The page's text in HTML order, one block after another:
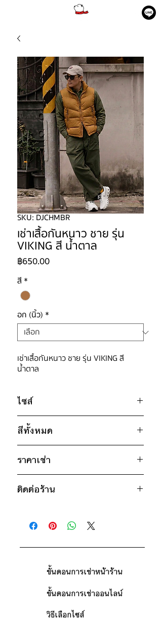
SKU: DJCHMBR
เช่าเสื้อกันหนาว ชาย รุ่น
VIKING สี น้ำตาล
฿650.00ราคา
สี *
อก (นิ้ว) *
เช่าเสื้อกันหนาว ชาย รุ่น VIKING สี
น้ำตาล
ไซส์
ไซส์ : 3XL
อก 48" / เอว 48" / สะโพก 48" /
ไหล่กว้าง 17" / วงแขน 28" / ยาว
27"
* สินค้าจริงอาจมีขนาดคาดเคลื่อน 2-
3 นิ้ว
สีทั้งหมด
น้ำตาล
ราคาเช่า
คืน)
ติดต่อร้านเพื่อสอบถามราคา
ติดต่อร้าน
ดูแผนที่ร้าน
ขั้นตอนการเช่าหน้าร้าน
ขั้นตอนการเช่าออนไลน์
วิธีเลือกไซส์